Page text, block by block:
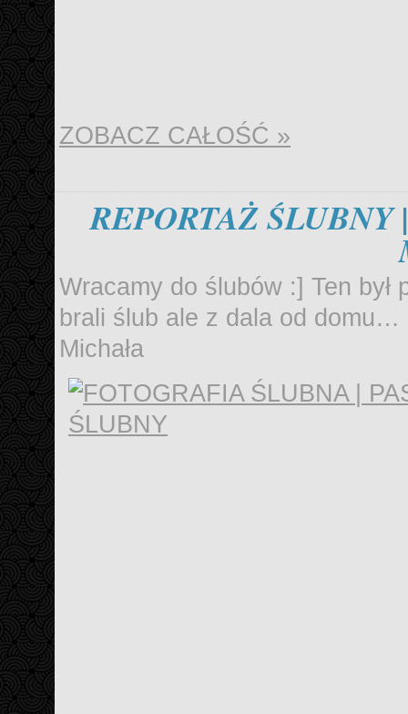
ZOBACZ CAŁOŚĆ »
REPORTAŻ
Wracamy do ślubów :] Ten
brali ślub ale z dala od
Michała